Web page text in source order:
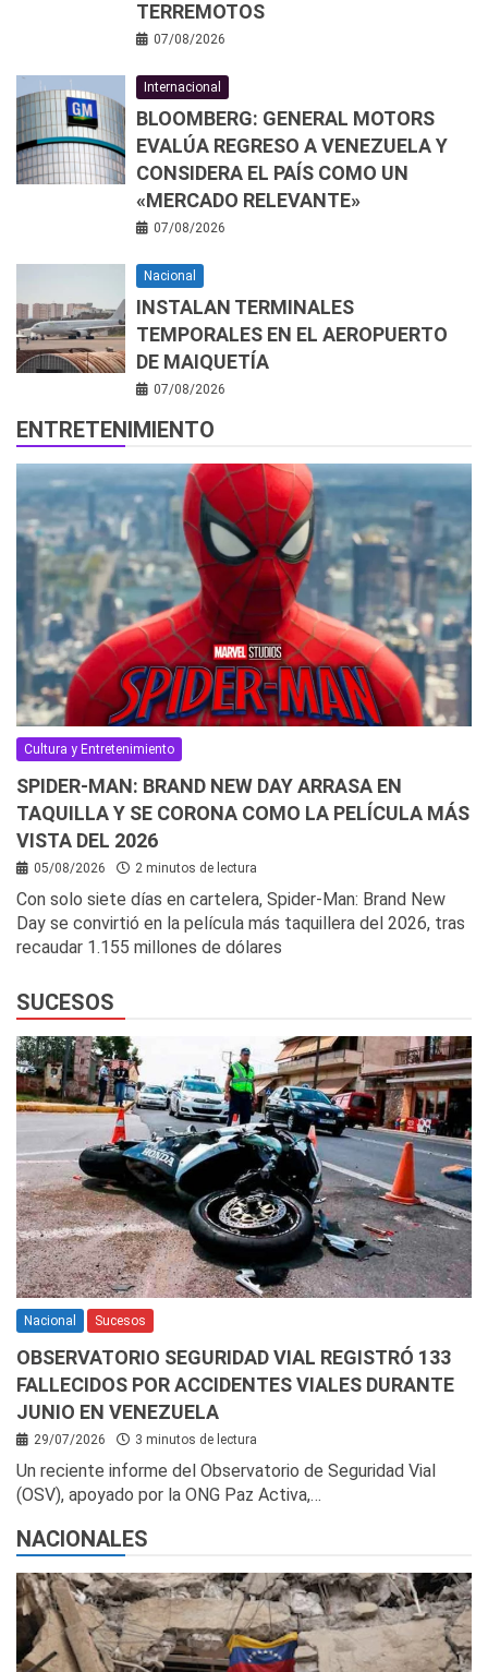
TERREMOTOS
07/08/2026
Internacional
BLOOMBERG: GENERAL MOTORS
EVALÚA REGRESO A VENEZUELA Y
CONSIDERA EL PAÍS COMO UN
«MERCADO RELEVANTE»
07/08/2026
Nacional
INSTALAN TERMINALES
TEMPORALES EN EL AEROPUERTO
DE MAIQUETÍA
07/08/2026
ENTRETENIMIENTO
Cultura y Entretenimiento
SPIDER-MAN: BRAND NEW DAY ARRASA EN
TAQUILLA Y SE CORONA COMO LA PELÍCULA MÁS
VISTA DEL 2026
05/08/2026 2 minutos de lectura
Con solo siete días en cartelera, Spider-Man: Brand New
Day se convirtió en la película más taquillera del 2026, tras
recaudar 1.155 millones de dólares
SUCESOS
Nacional Sucesos
OBSERVATORIO SEGURIDAD VIAL REGISTRÓ 133
FALLECIDOS POR ACCIDENTES VIALES DURANTE
JUNIO EN VENEZUELA
29/07/2026 3 minutos de lectura
Un reciente informe del Observatorio de Seguridad Vial
(OSV), apoyado por la ONG Paz Activa,…
NACIONALES